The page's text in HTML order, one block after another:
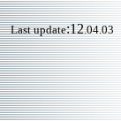
Last update:12.04.03